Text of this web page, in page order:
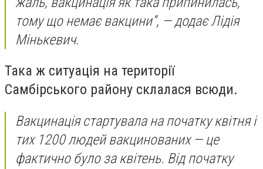
тому що немає вакцини”, — додає Лідія
Мінькевич.
Така ж ситуація на території
Самбірського району склалася всюди.
Вакцинація стартувала на початку квітня і
тих 1200 людей вакцинованих — це
фактично було за квітень. Від початку